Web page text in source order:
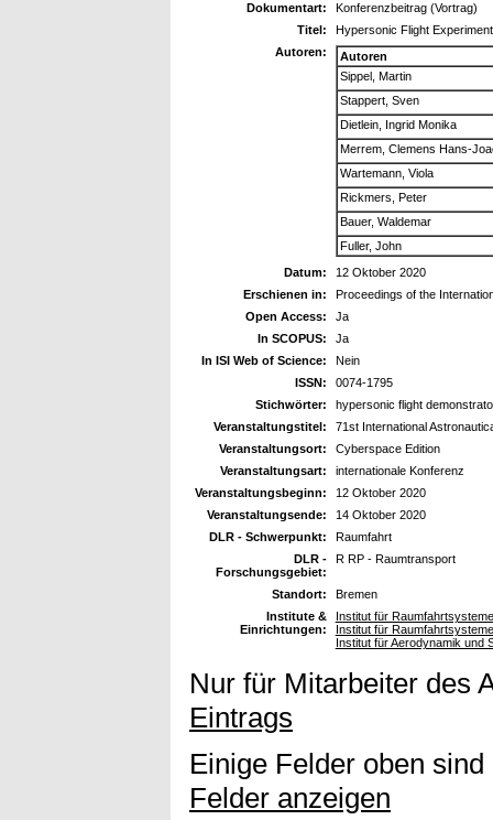
Dokumentart:
Konferenzbeitrag (Vortrag)
Titel:
Hypersonic Flight
Autoren:
Autoren
Sippel, Martin
Stappert, Sven
Dietlein, Ingrid Monika
Merrem, Clemens Hans-
Wartemann, Viola
Rickmers, Peter
Bauer, Waldemar
Fuller, John
Datum:
12 Oktober 2020
Erschienen in:
Proceedings of the
Open Access:
Ja
In SCOPUS:
Ja
In ISI Web of Science:
Nein
ISSN:
0074-1795
Stichwörter:
hypersonic flight
Veranstaltungstitel:
71st International
Veranstaltungsort:
Cyberspace Edition
Veranstaltungsart:
internationale Konferenz
Veranstaltungsbeginn:
12 Oktober 2020
Veranstaltungsende:
14 Oktober 2020
DLR - Schwerpunkt:
Raumfahrt
DLR -
Forschungsgebiet:
R RP - Raumtransport
Standort:
Bremen
Institute &
Einrichtungen:
Institut für
Institut für
Institut für Aerodynamik und
Nur für Mitarbeiter des
Eintrags
Einige Felder oben
Felder anzeigen